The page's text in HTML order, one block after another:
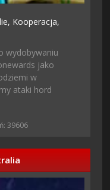
Kooperacja,
wydobywaniu
jako
w
ataki hord
39606